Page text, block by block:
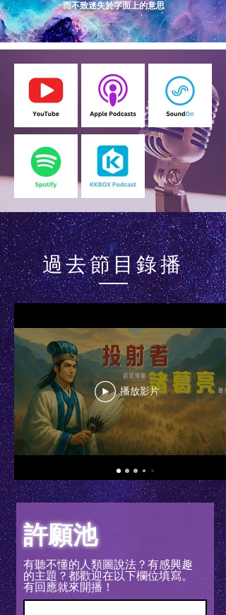
而不致迷失於字面上的意思
過去節目錄播
播放影片
​許願池
有聽不懂的人類圖說法？有感興趣
的主題？都歡迎在以下欄位填寫。
有回應就來開播！